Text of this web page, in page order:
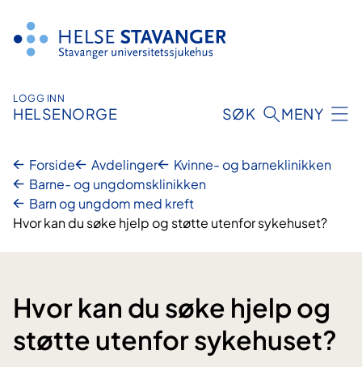
innhold
LOGG INN
HELSENORGE SØK MENY
Forside Avdelinger
Kvinne- og barneklinikken
Barne- og ungdomsklinikken
Barn og ungdom med kreft
Hvor kan du søke hjelp og støtte utenfor sykehuset?
Hvor kan du søke hjelp og
støtte utenfor sykehuset?